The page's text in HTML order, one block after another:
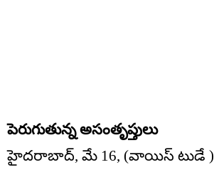
పెరుగుతున్న అసంతృప్తులు
హైదరాబాద్, మే 16, (వాయిస్ టుడే )